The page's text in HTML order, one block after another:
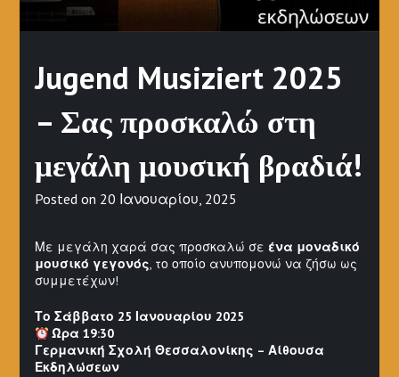
Jugend Musiziert 2025
– Σας προσκαλώ στη
μεγάλη μουσική βραδιά!
Posted on 20 Ιανουαρίου, 2025
Με μεγάλη χαρά σας προσκαλώ σε ένα μοναδικό
μουσικό γεγονός, το οποίο ανυπομονώ να ζήσω ως
συμμετέχων!
Το Σάββατο 25 Ιανουαρίου 2025
Ώρα 19:30
Γερμανική Σχολή Θεσσαλονίκης – Αίθουσα
Εκδηλώσεων